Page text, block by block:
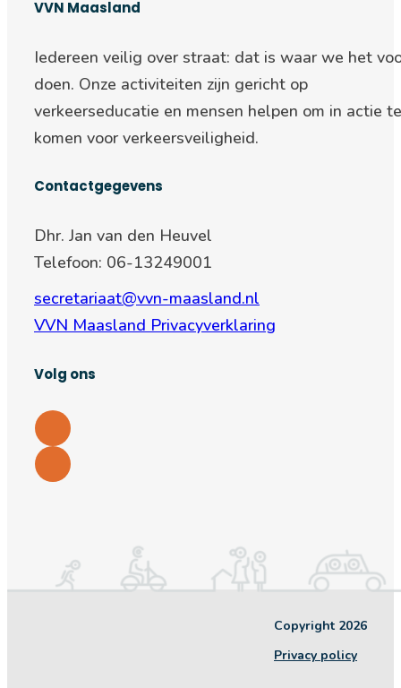
VVN Maasland
Iedereen veilig over straat: dat is waar we het
doen. Onze activiteiten zijn gericht op
verkeerseducatie en mensen helpen om in actie te
komen voor verkeersveiligheid.
Contactgegevens
Dhr. Jan van den Heuvel
Telefoon: 06-13249001
secretariaat@vvn-maasland.nl
VVN Maasland Privacyverklaring
Volg ons
Copyright 2026
Privacy policy